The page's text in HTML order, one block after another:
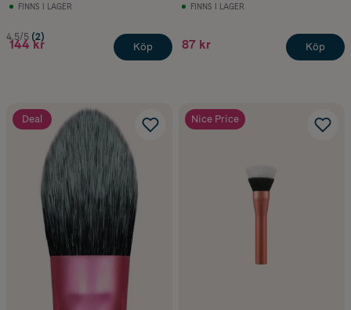
FINNS I LAGER
4.5/5 (2)
144 kr Köp
FINNS I LAGER
87 kr Köp
Deal Nice Price